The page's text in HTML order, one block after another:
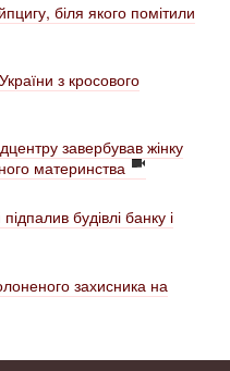
біля якого помітили
з кросового
завербував жінку
материнства
будівлі банку і
захисника на